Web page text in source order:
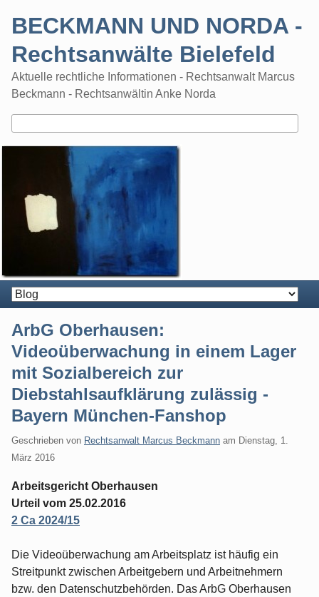
BECKMANN UND NORDA -
Rechtsanwälte Bielefeld
Aktuelle rechtliche Informationen - Rechtsanwalt Marcus
Beckmann - Rechtsanwältin Anke Norda
ArbG Oberhausen:
Videoüberwachung in einem Lager
mit Sozialbereich zur
Diebstahlsaufklärung zulässig -
Bayern München-Fanshop
Geschrieben von Rechtsanwalt Marcus Beckmann am Dienstag, 1.
März 2016
Arbeitsgericht Oberhausen
Urteil vom 25.02.2016
2 Ca 2024/15
Die Videoüberwachung am Arbeitsplatz ist häufig ein
Streitpunkt zwischen Arbeitgebern und Arbeitnehmern
bzw. den Datenschutzbehörden. Das ArbG Oberhausen